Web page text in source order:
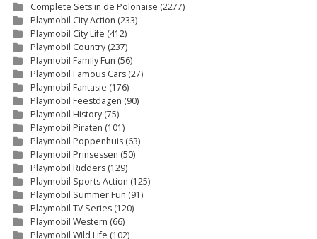
Complete Sets in de Polonaise (2277)
Playmobil City Action (233)
Playmobil City Life (412)
Playmobil Country (237)
Playmobil Family Fun (56)
Playmobil Famous Cars (27)
Playmobil Fantasie (176)
Playmobil Feestdagen (90)
Playmobil History (75)
Playmobil Piraten (101)
Playmobil Poppenhuis (63)
Playmobil Prinsessen (50)
Playmobil Ridders (129)
Playmobil Sports Action (125)
Playmobil Summer Fun (91)
Playmobil TV Series (120)
Playmobil Western (66)
Playmobil Wild Life (102)